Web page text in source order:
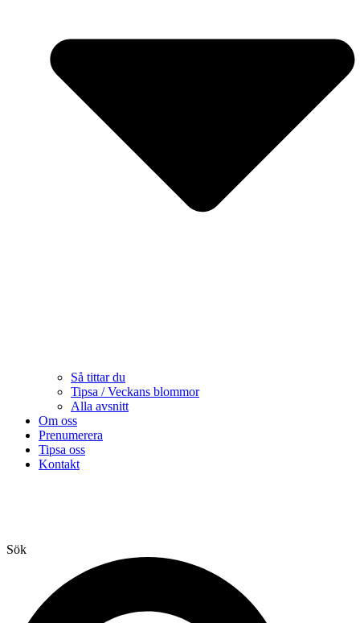
Så tittar du
Tipsa / Veckans blommor
Alla avsnitt
Om oss
Prenumerera
Tipsa oss
Kontakt
Sök